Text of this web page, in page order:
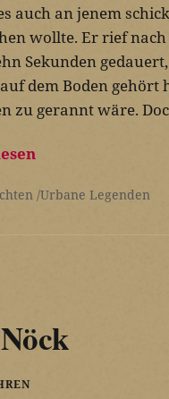
auch an jenem
wollte. Er rief
Sekunden
dem Boden gehört
zu gerannt wäre.
Urbane Legenden